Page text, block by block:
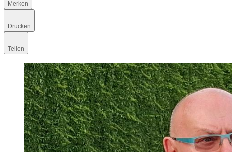
Merken
Drucken
Teilen